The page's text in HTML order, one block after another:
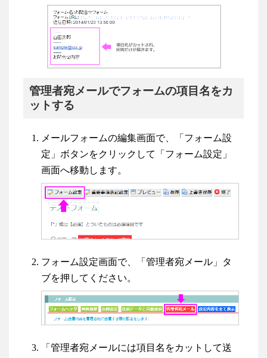
管理者宛メールでフォームの項目名をカ
ットする
メールフォームの編集画面で、「フォーム設
定」ボタンをクリックして「フォーム設定」
画面へ移動します。
フォーム設定画面で、「管理者宛メール」タ
ブを押してください。
「管理者宛メールには項目名をカットして送